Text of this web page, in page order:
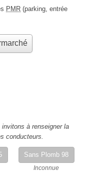
PMR (parking, entrée
à renseigner la
conducteurs.
Sans Plomb 98
Inconnue